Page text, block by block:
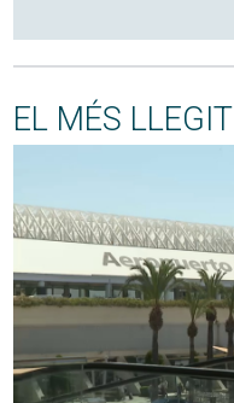
EL MÉS LLEGIT